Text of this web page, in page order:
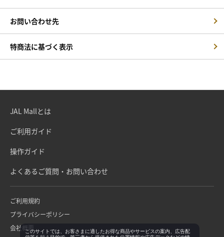
お問い合わせ先
特商法に基づく表示
JAL Mallとは
ご利用ガイド
操作ガイド
よくあるご質問・お問い合わせ
ご利用規約
プライバシーポリシー
会社概要このサイトでは、お客さまに適したお得な商品やサービスの案内、広告配